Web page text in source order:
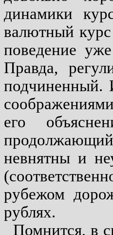
динамики
валютный
поведение
Правда,
подчиненный.
его
продолжающий
невнятны и
рубежом
рублях.
Помнится, в